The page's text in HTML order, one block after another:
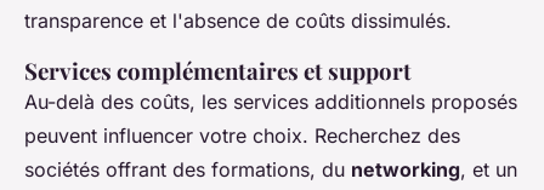
transparence et l'absence de coûts dissimulés.
Services complémentaires et support
Au-delà des coûts, les services additionnels proposés
peuvent influencer votre choix. Recherchez des
sociétés offrant des formations, du networking, et un